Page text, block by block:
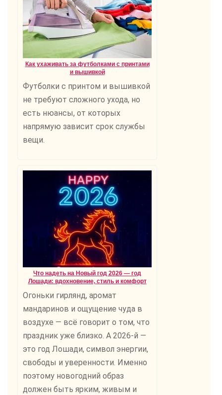
Как ухаживать за футболками с принтами
и вышивкой
Футболки с принтом и вышивкой
не требуют сложного ухода, но
есть нюансы, от которых
напрямую зависит срок службы
вещи.
Что надеть на Новый год 2026 — год
Лошади: вдохновение, стиль и комфорт
Огоньки гирлянд, аромат
мандаринов и ощущение чуда в
воздухе — всё говорит о том, что
праздник уже близко. А 2026-й —
это год Лошади, символ энергии,
свободы и уверенности. Именно
поэтому новогодний образ
должен быть ярким, живым и